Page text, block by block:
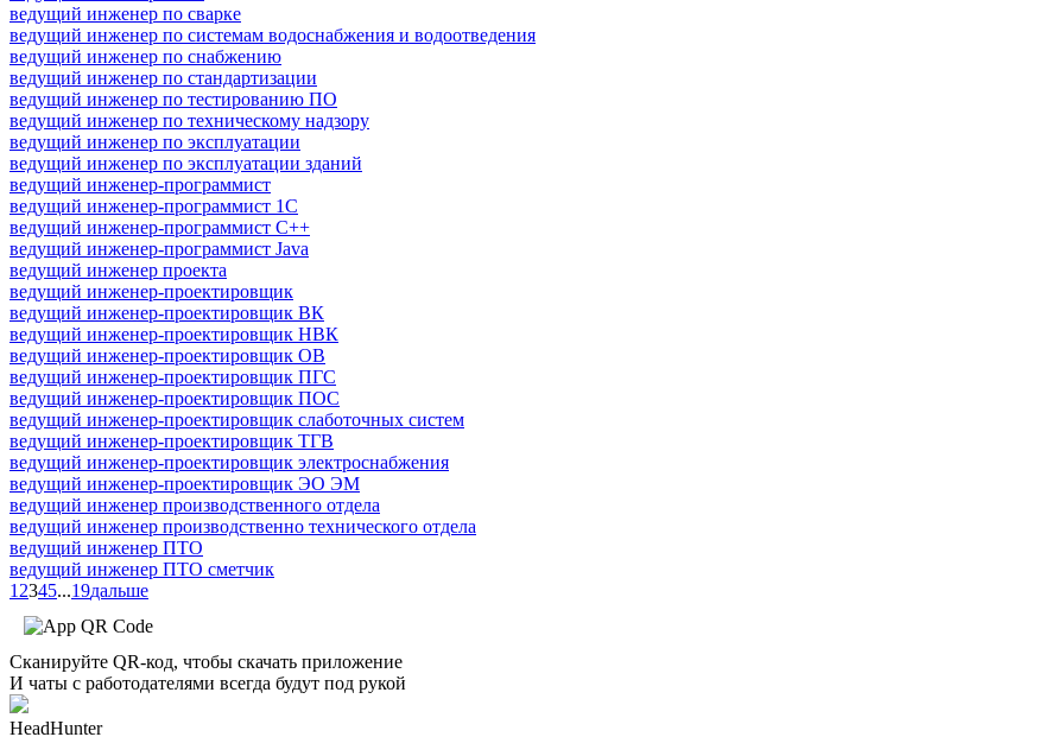
ведущий инженер по сварке
ведущий инженер по системам водоснабжения и водоотведения
ведущий инженер по снабжению
ведущий инженер по стандартизации
ведущий инженер по тестированию ПО
ведущий инженер по техническому надзору
ведущий инженер по эксплуатации
ведущий инженер по эксплуатации зданий
ведущий инженер-программист
ведущий инженер-программист 1С
ведущий инженер-программист C++
ведущий инженер-программист Java
ведущий инженер проекта
ведущий инженер-проектировщик
ведущий инженер-проектировщик ВК
ведущий инженер-проектировщик НВК
ведущий инженер-проектировщик ОВ
ведущий инженер-проектировщик ПГС
ведущий инженер-проектировщик ПОС
ведущий инженер-проектировщик слаботочных систем
ведущий инженер-проектировщик ТГВ
ведущий инженер-проектировщик электроснабжения
ведущий инженер-проектировщик ЭО ЭМ
ведущий инженер производственного отдела
ведущий инженер производственно технического отдела
ведущий инженер ПТО
ведущий инженер ПТО сметчик
1 2345...19дальше
Сканируйте QR-код, чтобы скачать приложение
И чаты с работодателями всегда будут под рукой
HeadHunter